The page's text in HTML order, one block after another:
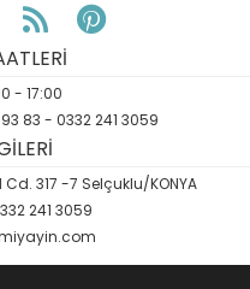
- 17:00
83 - 0332 241 3059
317 -7 Selçuklu/KONYA
241 3059